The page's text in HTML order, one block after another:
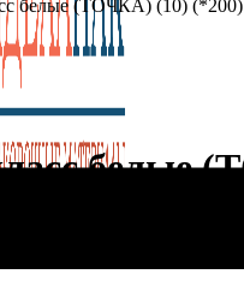
белые (ТОЧКА) (10) (*200)
белые